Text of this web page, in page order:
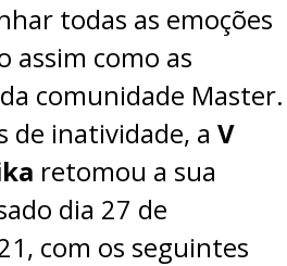
todas as emoções
assim como as
comunidade Master.
de inatividade, a V
retomou a sua
dia 27 de
com os seguintes